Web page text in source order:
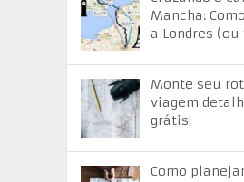
Mancha:
a Londres
Monte seu
viagem
grátis!
Como